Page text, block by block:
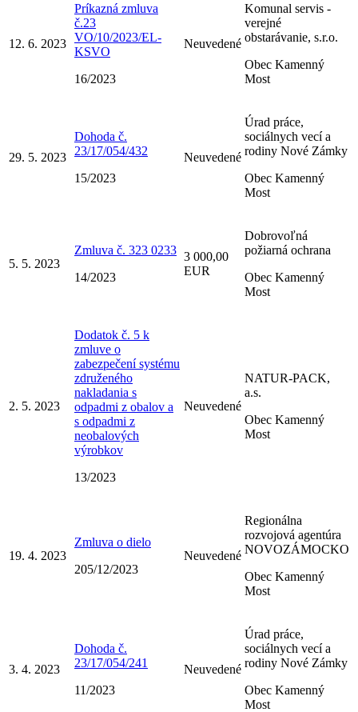
12. 6. 2023
Príkazná zmluva
č.23
VO/10/2023/EL-
KSVO
16/2023
Neuvedené
Komunal servis -
verejné
obstarávanie, s.r.o.
Obec Kamenný
Most
29. 5. 2023
Dohoda č.
23/17/054/432
15/2023
Neuvedené
Úrad práce,
sociálnych vecí a
rodiny Nové Zámky
Obec Kamenný
Most
5. 5. 2023
Zmluva č. 323 0233
14/2023
3 000,00
EUR
Dobrovoľná
požiarná ochrana
Obec Kamenný
Most
2. 5. 2023
Dodatok č. 5 k
zmluve o
zabezpečení systému
združeného
nakladania s
odpadmi z obalov a
s odpadmi z
neobalových
výrobkov
13/2023
Neuvedené
NATUR-PACK,
a.s.
Obec Kamenný
Most
19. 4. 2023
Zmluva o dielo
205/12/2023
Neuvedené
Regionálna
rozvojová agentúra
NOVOZÁMOCKO
Obec Kamenný
Most
3. 4. 2023
Dohoda č.
23/17/054/241
11/2023
Neuvedené
Úrad práce,
sociálnych vecí a
rodiny Nové Zámky
Obec Kamenný
Most